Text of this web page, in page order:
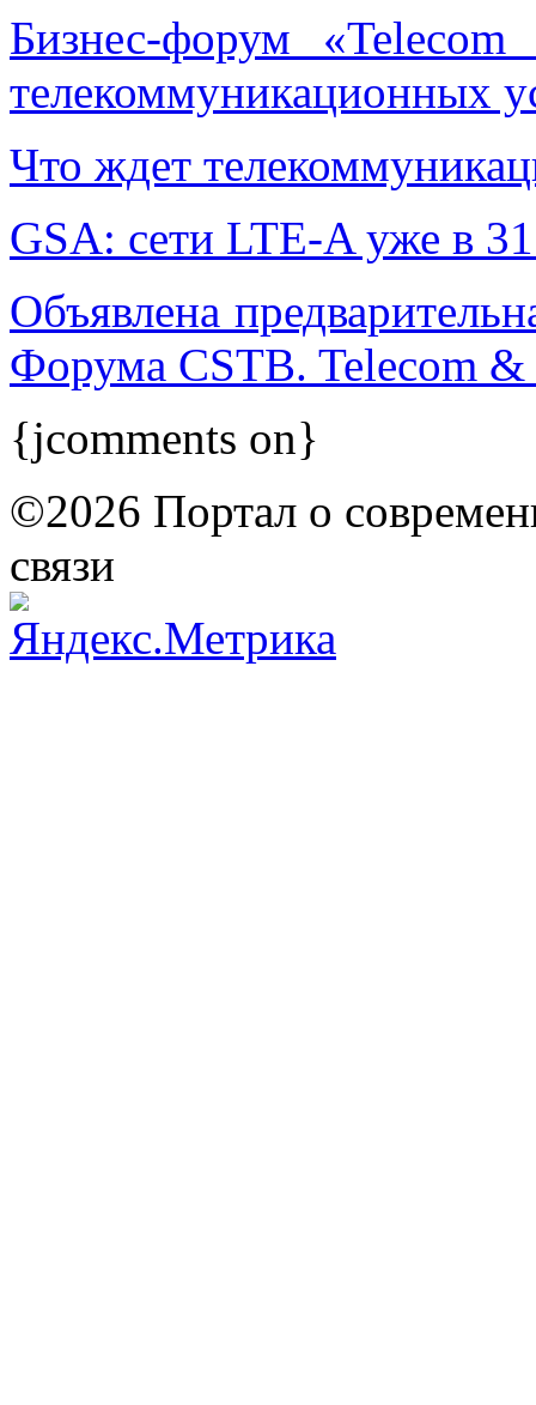
Бизнес-форум
телекоммуникационных
Что ждет
GSA: сети LTE-A уже в
Объявлена
Форума CSTB. Telecom
{jcomments on}
©2026 Портал о
связи